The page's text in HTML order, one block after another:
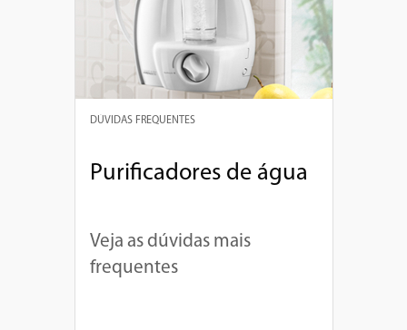
DÚVIDAS FREQUENTES
Purificadores de água
Veja as dúvidas mais
frequentes